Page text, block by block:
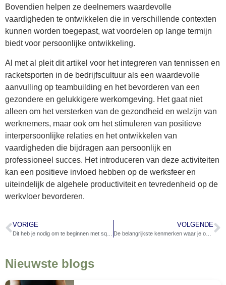
Bovendien helpen ze deelnemers waardevolle
vaardigheden te ontwikkelen die in verschillende contexten
kunnen worden toegepast, wat voordelen op lange termijn
biedt voor persoonlijke ontwikkeling.
Al met al pleit dit artikel voor het integreren van tennissen en
racketsporten in de bedrijfscultuur als een waardevolle
aanvulling op teambuilding en het bevorderen van een
gezondere en gelukkigere werkomgeving. Het gaat niet
alleen om het versterken van de gezondheid en welzijn van
werknemers, maar ook om het stimuleren van positieve
interpersoonlijke relaties en het ontwikkelen van
vaardigheden die bijdragen aan persoonlijk en
professioneel succes. Het introduceren van deze activiteiten
kan een positieve invloed hebben op de werksfeer en
uiteindelijk de algehele productiviteit en tevredenheid op de
werkvloer bevorderen.
VORIGE VOLGENDE
De belangrijkste kenmerken waar je op moet letten bij het kopen van een squashracket
Nieuwste blogs